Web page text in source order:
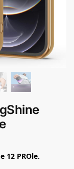
PROle.